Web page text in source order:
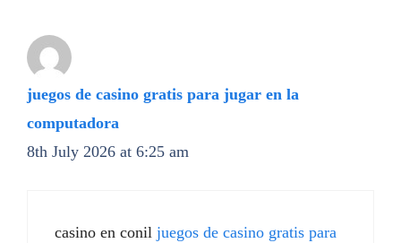
juegos de casino gratis para jugar en la
computadora
8th July 2026 at 6:25 am
casino en conil juegos de casino gratis para